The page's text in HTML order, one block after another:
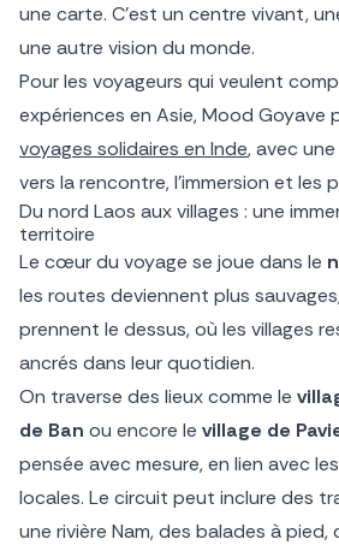
une carte. C’est un centre vivant,
une autre vision du monde.
Pour les voyageurs qui veulent
expériences en Asie, Mood Goyave
voyages solidaires en Inde, avec
vers la rencontre, l’immersion et les
Du nord Laos aux villages : une
territoire
Le cœur du voyage se joue dans le
les routes deviennent plus
prennent le dessus, où les villages
ancrés dans leur quotidien.
On traverse des lieux comme le
de Ban ou encore le village de
pensée avec mesure, en lien avec
locales. Le circuit peut inclure des
une rivière Nam, des balades à pied,